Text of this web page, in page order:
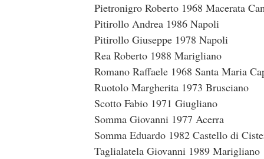
Pietronigro Roberto 1968 Macerata
Pitirollo Andrea 1986 Napoli
Pitirollo Giuseppe 1978 Napoli
Rea Roberto 1988 Marigliano
Romano Raffaele 1968 Santa Maria
Ruotolo Margherita 1973 Brusciano
Scotto Fabio 1971 Giugliano
Somma Giovanni 1977 Acerra
Somma Eduardo 1982 Castello di
Taglialatela Giovanni 1989 Marigliano